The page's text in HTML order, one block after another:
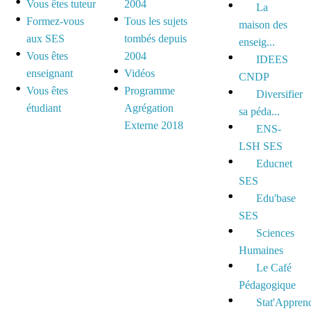
Vous êtes tuteur
Formez-vous
aux SES
Vous êtes
enseignant
Vous êtes
étudiant
2004
Tous les sujets
tombés depuis
2004
Vidéos
Programme
Agrégation
Externe 2018
La
maison des
enseig...
IDEES
CNDP
Diversifier
sa péda...
ENS-
LSH SES
Educnet
SES
Edu'base
SES
Sciences
Humaines
Le Café
Pédagogique